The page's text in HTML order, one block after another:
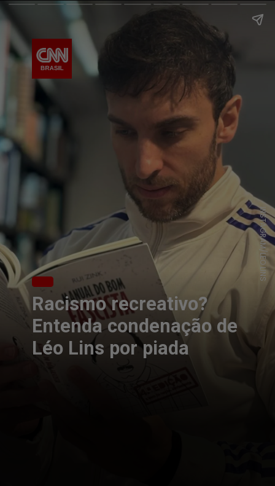
Racismo recreativo?
Entenda condenação de
Léo Lins por piada
INSTAGRAM/LEO LINS